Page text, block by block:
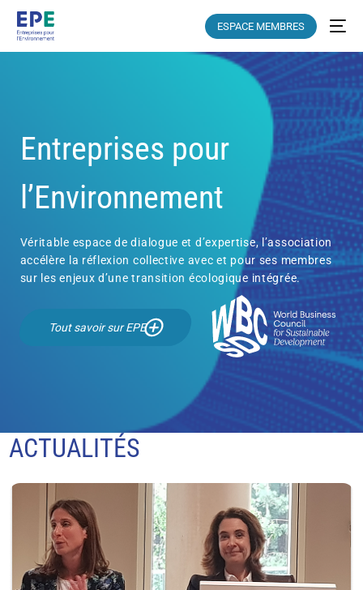
ESPACE MEMBRES
Entreprises pour
l’Environnement
Véritable espace de dialogue et d’expertise, l’association
accélère la réflexion collective avec et pour ses membres
sur les enjeux d’une transition écologique intégrée.
Tout savoir sur EPE
ACTUALITÉS